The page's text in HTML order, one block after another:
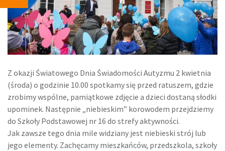
Z okazji Światowego Dnia Świadomości Autyzmu 2 kwietnia
(środa) o godzinie 10.00 spotkamy się przed ratuszem, gdzie
zrobimy wspólne, pamiątkowe zdjęcie a dzieci dostaną słodki
upominek. Następnie „niebieskim” korowodem przejdziemy
do Szkoły Podstawowej nr 16 do strefy aktywności.
Jak zawsze tego dnia mile widziany jest niebieski strój lub
jego elementy. Zachęcamy mieszkańców, przedszkola, szkoły